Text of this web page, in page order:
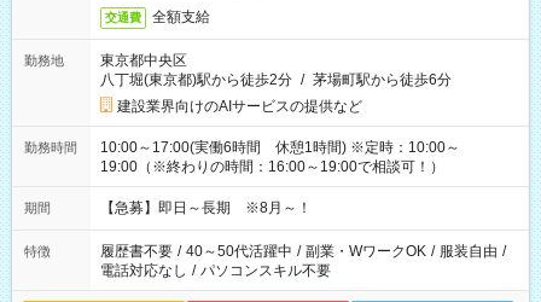
交通費 全額支給
勤務地
東京都中央区
八丁堀(東京都)駅から徒歩2分 / 茅場町駅から徒歩6分
建設業界向けのAIサービスの提供など
勤務時間
10:00～17:00(実働6時間 休憩1時間) ※定時：10:00～
19:00（※終わりの時間：16:00～19:00で相談可！）
期間 【急募】即日～長期 ※8月～！
特徴 履歴書不要 / 40～50代活躍中 / 副業・WワークOK / 服装自由 /
電話対応なし / パソコンスキル不要